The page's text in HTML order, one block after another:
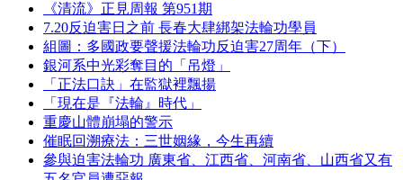
《清流》正見周報 第951期
7.20反迫害日之前 長春大肆綁架法輪功學員
組圖：多國政要聲援法輪功反迫害27周年（下）
銀河系中光彩奪目的「吊燈」
「正法口訣」在監獄裡飄揚
「現在是『法輪』時代」
重慶山體崩塌的警示
催眠回溯療法：三世姻緣，今生再續
參與迫害法輪功 廣東省、江西省、河南省、山西省又有